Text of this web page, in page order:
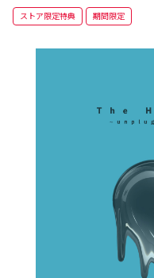
ストア限定特典 期間限定